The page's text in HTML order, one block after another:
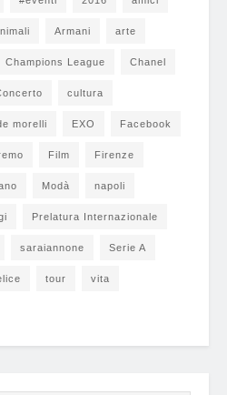
Armani arte
Champions League Chanel
cultura
morelli EXO Facebook
Film Firenze
Modà napoli
Prelatura Internazionale
saraiannone Serie A
tour vita